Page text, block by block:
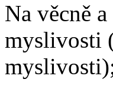
Na věcně
myslivosti